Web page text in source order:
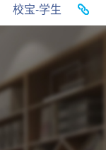
校宝-学生